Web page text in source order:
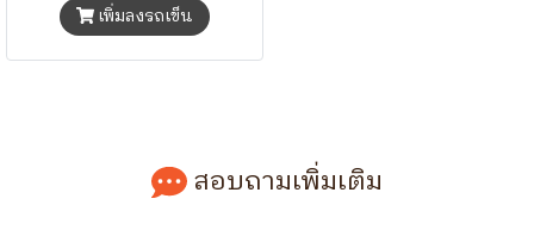
เพิ่มลงรถเข็น
สอบถามเพิ่มเติม